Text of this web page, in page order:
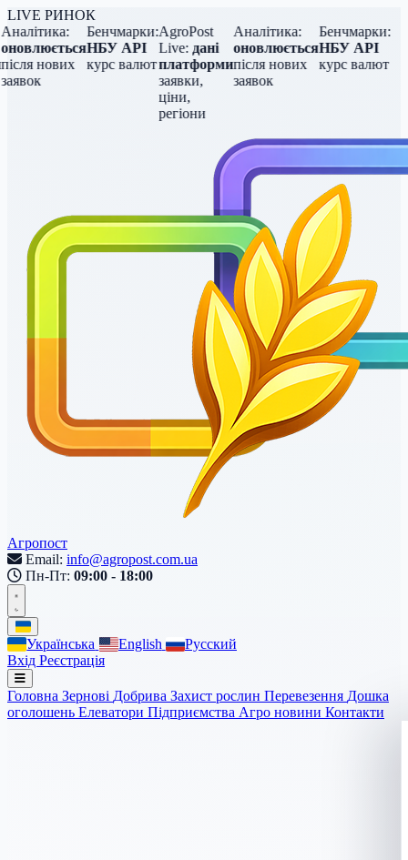
LIVE РИНОК
нових
Бенчмарки:
НБУ API
курс валют
AgroPost
Live: дані
платформи
заявки,
ціни,
регіони
Аналітика:
оновлюється
після нових
заявок
Бенчмарки:
НБУ API
курс валют
Агропост
Email: info@agropost.com.ua
Пн-Пт: 09:00 - 18:00
Українська English
Русский
Вхід Реєстрація
Головна Зернові Добрива Захист рослин Перевезення Дошка
оголошень Елеватори Підприємства Агро новини Контакти